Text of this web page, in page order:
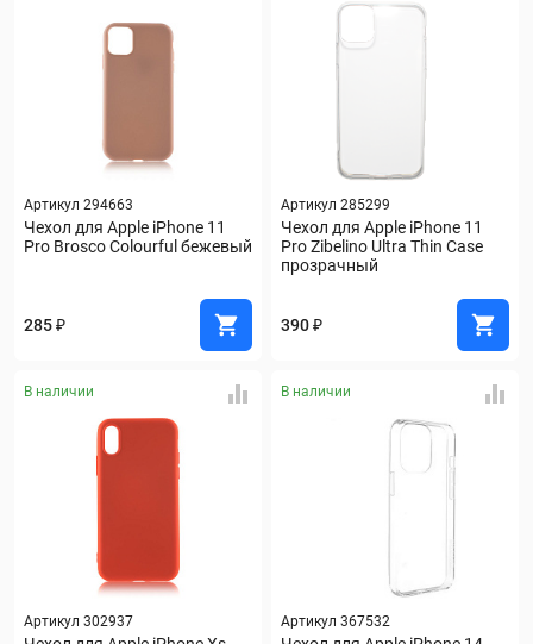
Артикул 294663
Чехол для Apple iPhone 11
Pro Brosco Colourful бежевый
285 ₽
Артикул 285299
Чехол для Apple iPhone 11
Pro Zibelino Ultra Thin Case
прозрачный
390 ₽
В наличии
Артикул 302937
В наличии
Артикул 367532